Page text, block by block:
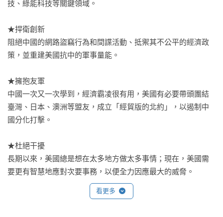
技、綠能科技等關鍵領域。
★捍衛創新
阻絕中國的網路盜竊行為和間諜活動、抵禦其不公平的經濟政
策，並重建美國抗中的軍事量能。
★擁抱友軍
中國一次又一次學到，經濟霸凌很有用，美國有必要帶頭團結
臺灣、日本、澳洲等盟友，成立「經貿版的北約」，以遏制中
國分化打擊。
★杜絕干擾
長期以來，美國總是想在太多地方做太多事情；現在，美國需
要更有智慧地應對次要事務，以便全力因應最大的威脅。
看更多